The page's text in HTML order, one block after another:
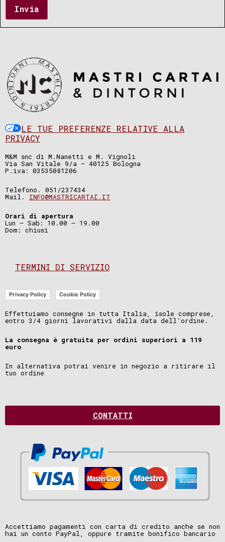
Invia
LE TUE PREFERENZE RELATIVE ALLA
PRIVACY
M&M snc di M.Nanetti e M. Vignoli
Via San Vitale 9/a – 40125 Bologna
P.iva: 03535081206
Telefono. 051/237434
Mail. INFO@MASTRICARTAI.IT
Orari di apertura
Lun – Sab: 10.00 – 19.00
Dom: chiusi
TERMINI DI SERVIZIO
Privacy Policy Cookie Policy
Effettuiamo consegne in tutta Italia, isole comprese,
entro 3/4 giorni lavorativi dalla data dell’ordine.
La consegna è gratuita per ordini superiori a 119
euro
In alternativa potrai venire in negozio a ritirare il
tuo ordine
CONTATTI
Accettiamo pagamenti con carta di credito anche se non
hai un conto PayPal, oppure tramite bonifico bancario